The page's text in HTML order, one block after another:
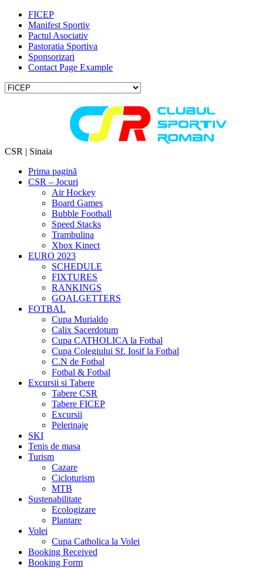
FICEP
Manifest Sportiv
Pactul Asociativ
Pastoratia Sportiva
Sponsorizari
Contact Page Example
CSR | Sinaia
Prima pagină
CSR – Jocuri
Air Hockey
Board Games
Bubble Football
Speed Stacks
Trambulina
Xbox Kinect
EURO 2023
SCHEDULE
FIXTURES
RANKINGS
GOALGETTERS
FOTBAL
Cupa Murialdo
Calix Sacerdotum
Cupa CATHOLICA la Fotbal
Cupa Colegiului Sf. Iosif la Fotbal
C.N de Fotbal
Fotbal & Fotbal
Excursii si Tabere
Tabere CSR
Tabere FICEP
Excursii
Pelerinaje
SKI
Tenis de masa
Turism
Cazare
Cicloturism
MTB
Sustenabilitate
Ecologizare
Plantare
Volei
Cupa Catholica la Volei
Booking Received
Booking Form